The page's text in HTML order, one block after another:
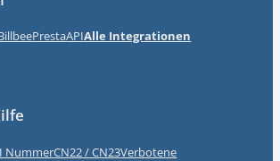
PrestaAPIAlle Integrationen
NummerCN22 / CN23Verbotene